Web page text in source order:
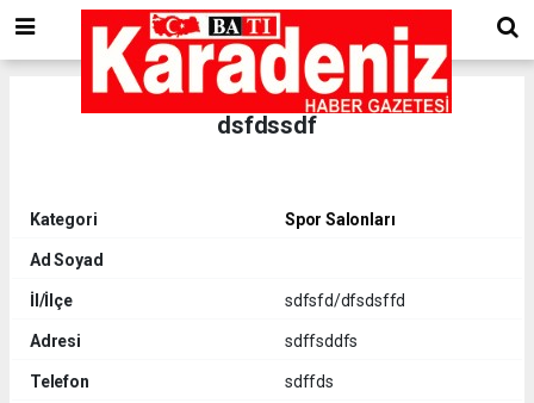
dsfdssdf
Kategori Spor Salonları
Ad Soyad
İl/İlçe sdfsfd/dfsdsffd
Adresi sdffsddfs
Telefon sdffds